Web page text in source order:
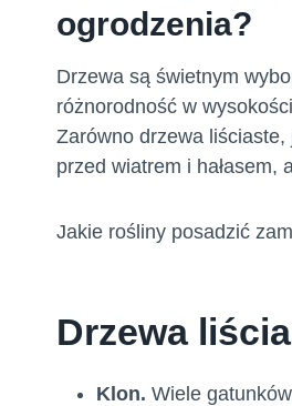
ogrodzenia?
Drzewa są świetnym
różnorodność w
Zarówno drzewa
przed wiatrem i hałasem,
Jakie rośliny posadzić
Drzewa
Klon. Wiele